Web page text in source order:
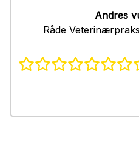
Andres
Råde